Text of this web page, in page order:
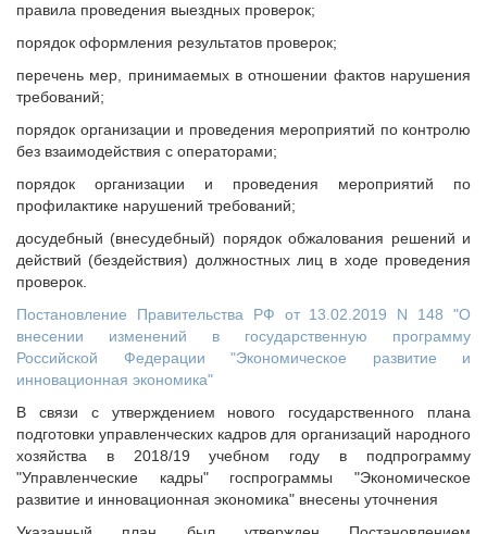
правила проведения выездных проверок;
порядок оформления результатов проверок;
перечень мер, принимаемых в отношении фактов нарушения
требований;
порядок организации и проведения мероприятий по контролю
без взаимодействия с операторами;
порядок организации и проведения мероприятий по
профилактике нарушений требований;
досудебный (внесудебный) порядок обжалования решений и
действий (бездействия) должностных лиц в ходе проведения
проверок.
Постановление Правительства РФ от 13.02.2019 N 148 "О
внесении изменений в государственную программу
Российской Федерации "Экономическое развитие и
инновационная экономика"
В связи с утверждением нового государственного плана
подготовки управленческих кадров для организаций народного
хозяйства в 2018/19 учебном году в подпрограмму
"Управленческие кадры" госпрограммы "Экономическое
развитие и инновационная экономика" внесены уточнения